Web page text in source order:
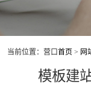
当前位置：营口首页 > 网
模板建